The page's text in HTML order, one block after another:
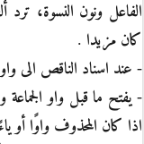
الفاعل ونون النسوة، ترد
كان مزيدا .
- عند اسناد الناقص الى
- يفتح ما قبل واو الجماعة
اذا كان المحذوف واوًا أو